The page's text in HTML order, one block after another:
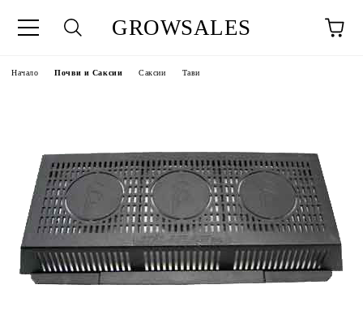
GROWSALES
Начало Почви и Саксии Саксии Тави